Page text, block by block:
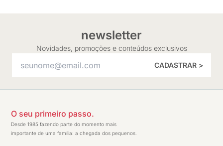
newsletter
Novidades, promoções e conteúdos exclusivos
CADASTRAR >
O seu primeiro passo.
Desde 1985 fazendo parte do momento mais
importante de uma família: a chegada dos pequenos.